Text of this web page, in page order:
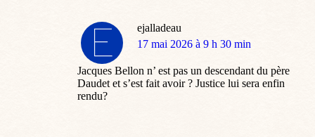
ejalladeau
dit
17 mai 2026 à 9 h 30 min
Jacques Bellon n’ est pas un descendant du père
Daudet et s’est fait avoir ? Justice lui sera enfin
rendu?